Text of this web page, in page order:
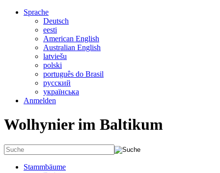
Sprache
Deutsch
eesti
American English
Australian English
latviešu
polski
português do Brasil
русский
українська
Anmelden
Wolhynier im Baltikum
Stammbäume